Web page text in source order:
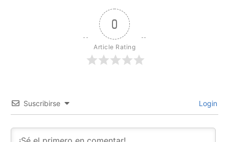
0
Article Rating
Suscribirse Login